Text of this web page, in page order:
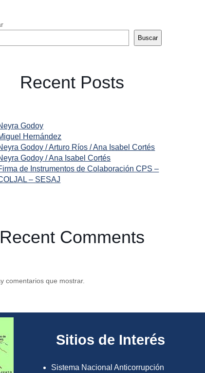
Buscar
Recent Posts
Godoy
Hernández
Godoy / Arturo Ríos / Ana Isabel Cortés
Godoy / Ana Isabel Cortés
de Instrumentos de Colaboración CPS –
– SESAJ
Recent Comments
comentarios que mostrar.
Sitios de Interés
Sistema Nacional Anticorrupción